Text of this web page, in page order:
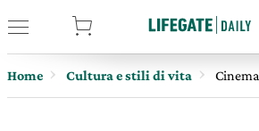
Home Cultura e stili di vita Cinema